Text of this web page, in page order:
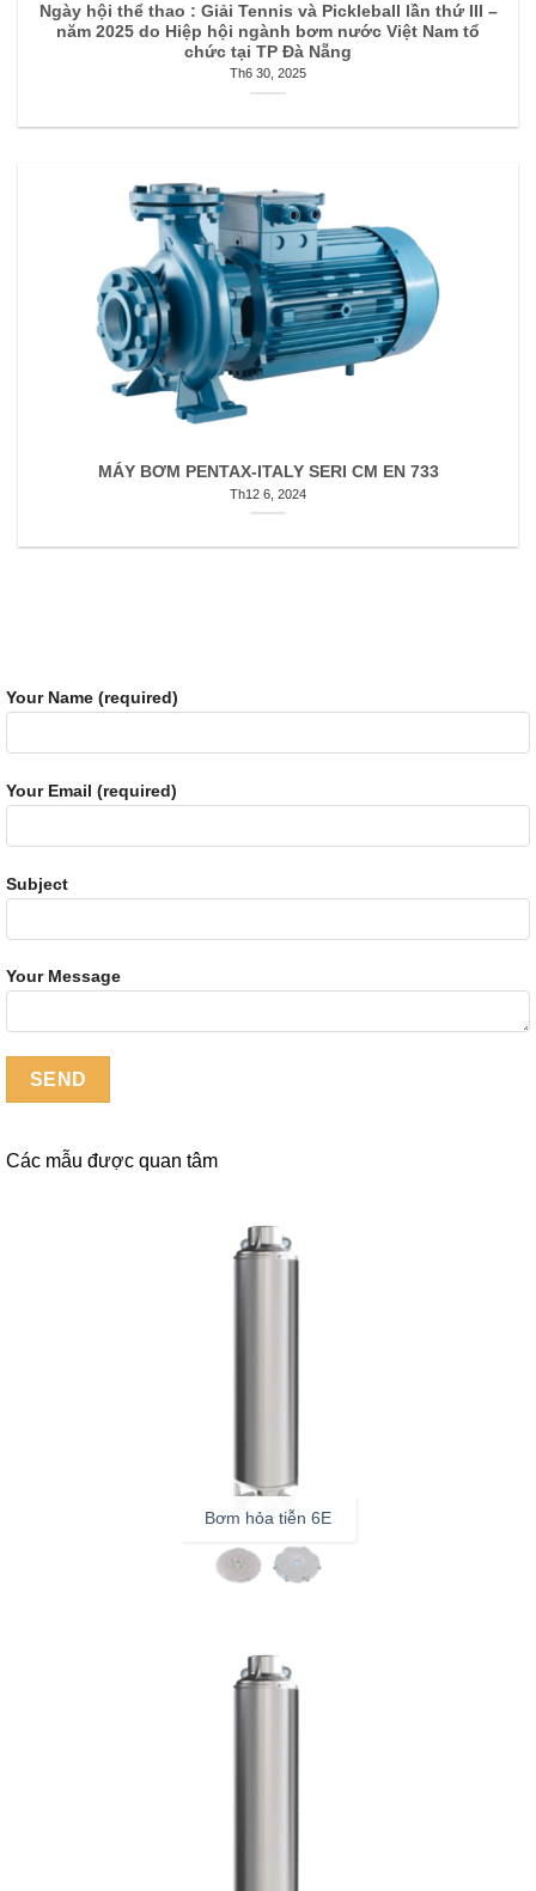
Ngày hội thể thao : Giải Tennis và Pickleball lần thứ III –
năm 2025 do Hiệp hội ngành bơm nước Việt Nam tổ
chức tại TP Đà Nẵng
Th6 30, 2025
MÁY BƠM PENTAX-ITALY SERI CM EN 733
Th12 6, 2024
Your Name (required)
Your Email (required)
Subject
Your Message
Các mẫu được quan tâm
Bơm hỏa tiễn 6E